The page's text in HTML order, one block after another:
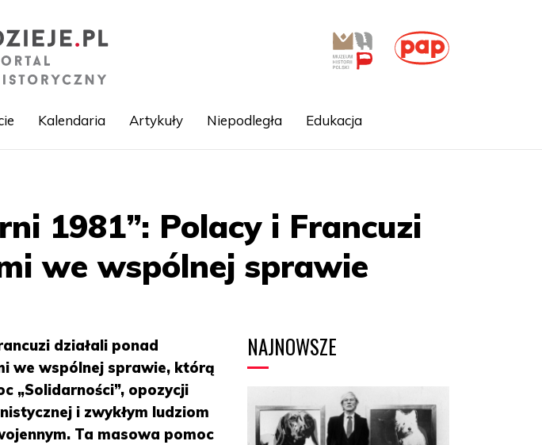
treści
Kalendaria Artykuły Niepodległa Edukacja
1981”: Polacy i Francuzi
we wspólnej sprawie
działali ponad
we wspólnej sprawie, którą
„Solidarności”, opozycji
i zwykłym ludziom
Ta masowa pomoc
NAJNOWSZE